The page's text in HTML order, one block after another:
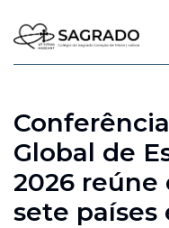
Global de
2026 reúne
sete países